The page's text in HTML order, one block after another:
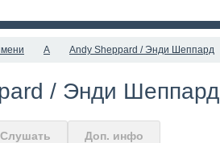
A Andy Sheppard / Энди Шеппард
/ Энди Шеппард
Слушать Доп. инфо